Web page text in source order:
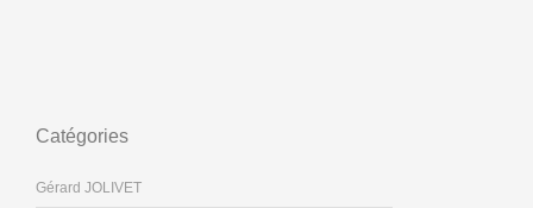
Catégories
Gérard JOLIVET